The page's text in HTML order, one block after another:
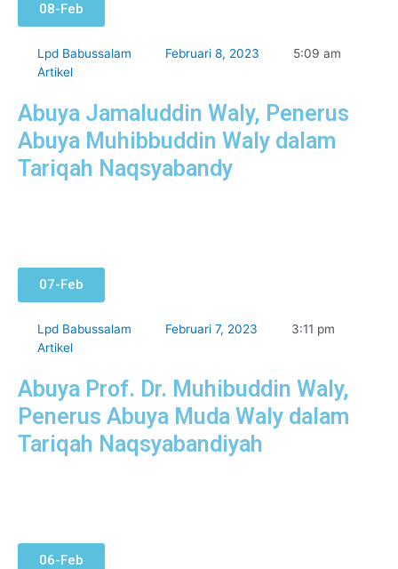
08-Feb
Lpd Babussalam Februari 8, 2023
5:09 am
Artikel
Abuya Jamaluddin Waly, Penerus
Abuya Muhibbuddin Waly dalam
Tariqah Naqsyabandy
07-Feb
Lpd Babussalam Februari 7, 2023
3:11 pm
Artikel
Abuya Prof. Dr. Muhibuddin Waly,
Penerus Abuya Muda Waly dalam
Tariqah Naqsyabandiyah
06-Feb